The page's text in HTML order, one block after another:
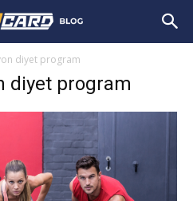
diyet program
diyet program